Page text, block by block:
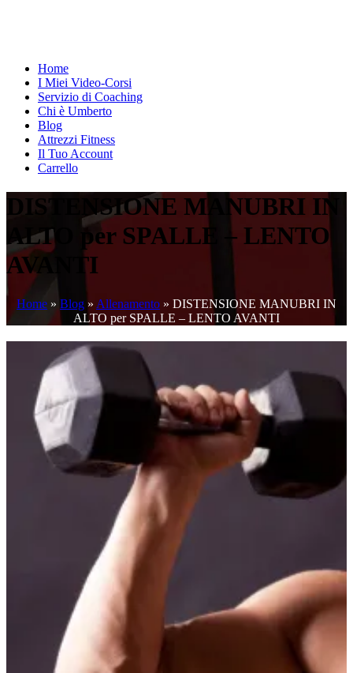
Home
I Miei Video-Corsi
Servizio di Coaching
Chi è Umberto
Blog
Attrezzi Fitness
Il Tuo Account
Carrello
DISTENSIONE MANUBRI IN
ALTO per SPALLE – LENTO
AVANTI
Home » Blog » Allenamento » DISTENSIONE MANUBRI IN
ALTO per SPALLE – LENTO AVANTI